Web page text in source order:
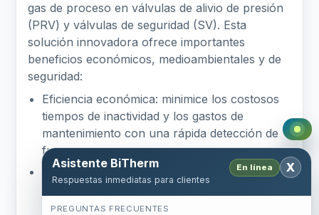
gas de proceso en válvulas de alivio de presión
(PRV) y válvulas de seguridad (SV). Esta
solución innovadora ofrece importantes
beneficios económicos, medioambientales y de
seguridad:
Eficiencia económica: minimice los costosos
tiempos de inactividad y los gastos de
mantenimiento con una rápida detección de
fugas.
Protección del medio ambiente: reduzca las
emisiones y proteja nuestro planeta
identificando y solucionando las fugas
Asistente BiTherm
Respuestas inmediatas para clientes
En línea X
PREGUNTAS FRECUENTES